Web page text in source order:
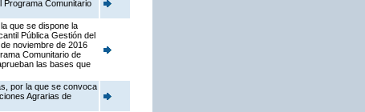
Programa Comunitario
que se dispone la
Pública Gestión del
noviembre de 2016
Comunitario de
las bases que
por la que se convoca
Agrarias de